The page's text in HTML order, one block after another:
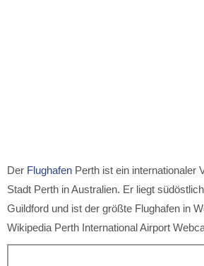
Der Flughafen Perth ist ein internationaler
Stadt Perth in Australien. Er liegt
Guildford und ist der größte Flughafen in
Wikipedia Perth International Airport